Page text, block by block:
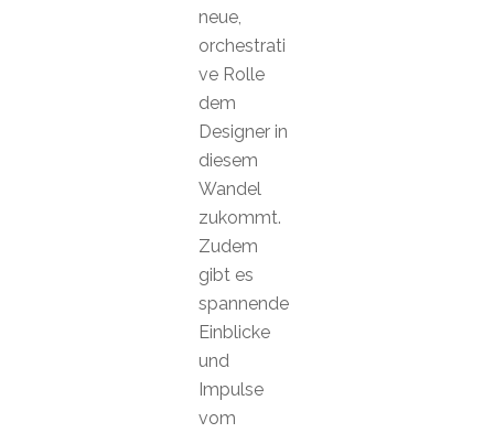
neue,
orchestrati
ve Rolle
dem
Designer in
diesem
Wandel
zukommt.
Zudem
gibt es
spannende
Einblicke
und
Impulse
vom